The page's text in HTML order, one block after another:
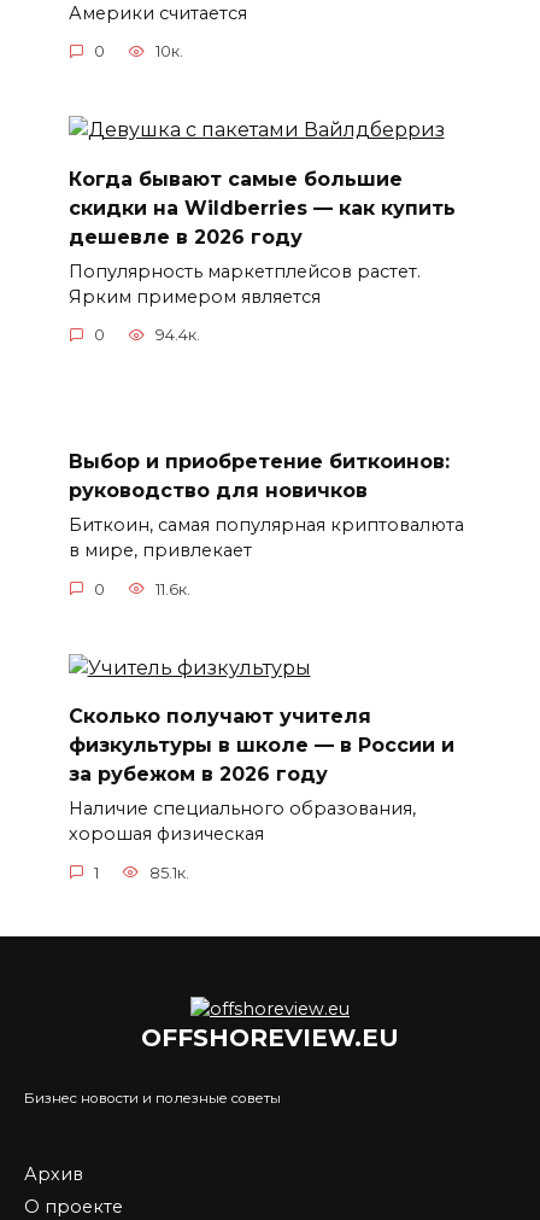
Америки считается
0 10к.
Когда бывают самые большие
скидки на Wildberries — как купить
дешевле в 2026 году
Популярность маркетплейсов растет.
Ярким примером является
0 94.4к.
Выбор и приобретение биткоинов:
руководство для новичков
Биткоин, самая популярная криптовалюта
в мире, привлекает
0 11.6к.
Сколько получают учителя
физкультуры в школе — в России и
за рубежом в 2026 году
Наличие специального образования,
хорошая физическая
1 85.1к.
OFFSHOREVIEW.EU
Бизнес новости и полезные советы
Архив
О проекте